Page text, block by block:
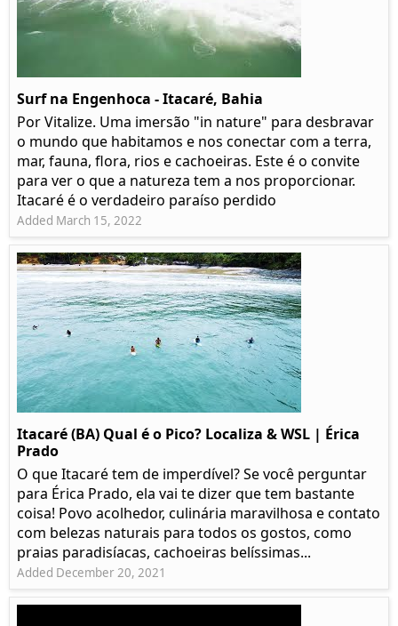
Surf na Engenhoca - Itacaré, Bahia
Por Vitalize. Uma imersão "in nature" para desbravar
o mundo que habitamos e nos conectar com a terra,
mar, fauna, flora, rios e cachoeiras. Este é o convite
para ver o que a natureza tem a nos proporcionar.
Itacaré é o verdadeiro paraíso perdido
Added March 15, 2022
Itacaré (BA) Qual é o Pico? Localiza & WSL | Érica
Prado​
O que Itacaré tem de imperdível? Se você perguntar
para Érica Prado, ela vai te dizer que tem bastante
coisa!​ Povo acolhedor, culinária maravilhosa e contato
com belezas naturais para todos os gostos, como
praias paradisíacas, cachoeiras belíssimas...
Added December 20, 2021